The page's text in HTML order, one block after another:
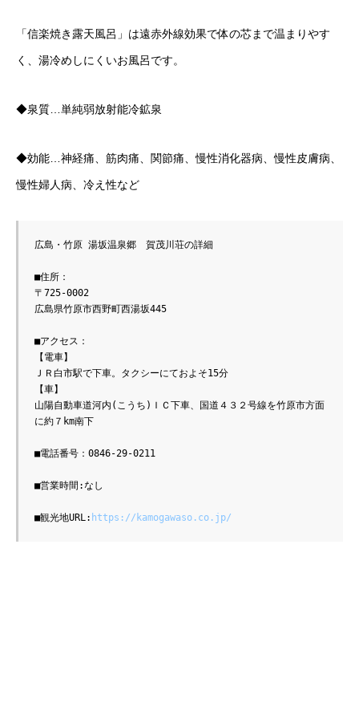
「信楽焼き露天風呂」は遠赤外線効果で体の芯まで温まりやす
く、湯冷めしにくいお風呂です。
◆泉質…単純弱放射能冷鉱泉
◆効能…神経痛、筋肉痛、関節痛、慢性消化器病、慢性皮膚病、
慢性婦人病、冷え性など
広島・竹原 湯坂温泉郷　賀茂川荘の詳細
■住所：
〒725-0002
広島県竹原市西野町西湯坂445
■アクセス：
【電車】
ＪＲ白市駅で下車。タクシーにておよそ15分
【車】
山陽自動車道河内(こうち)ＩＣ下車、国道４３２号線を竹原市方面
に約７km南下
■電話番号：0846-29-0211
■営業時間:なし
■観光地URL: https://kamogawaso.co.jp/